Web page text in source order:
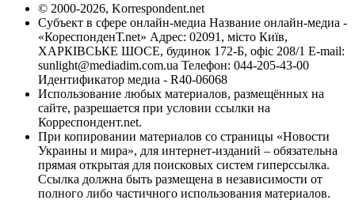
© 2000-2026, Korrespondent.net
Субъект в сфере онлайн-медиа Название онлайн-медиа -
«КореспонденТ.net» Адрес: 02091, місто Київ,
ХАРКІВСЬКЕ ШОСЕ, будинок 172-Б, офіс 208/1 E-mail:
sunlight@mediadim.com.ua Телефон: 044-205-43-00
Идентификатор медиа - R40-06068
Использование любых материалов, размещённых на
сайте, разрешается при условии ссылки на
Корреспондент.net.
При копировании материалов со страницы «Новости
Украины и мира», для интернет-изданий – обязательна
прямая открытая для поисковых систем гиперссылка.
Ссылка должна быть размещена в независимости от
полного либо частичного использования материалов.